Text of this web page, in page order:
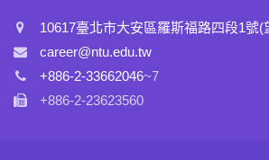
10617臺北市大安區羅斯福路四段1號
career@ntu.edu.tw
+886-2-33662046~7
+886-2-23623560